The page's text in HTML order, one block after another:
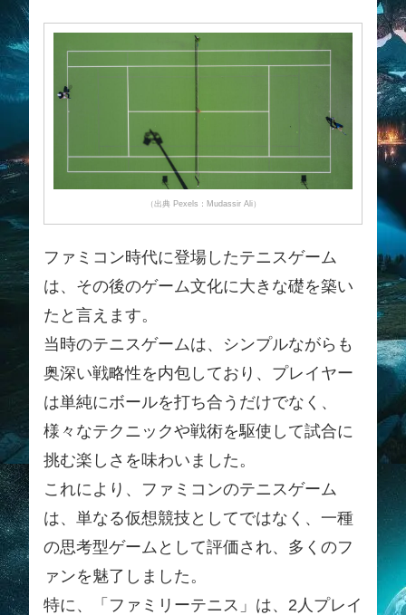
（出典 Pexels：Mudassir Ali）
ファミコン時代に登場したテニスゲーム
は、その後のゲーム文化に大きな礎を築い
たと言えます。
当時のテニスゲームは、シンプルながらも
奥深い戦略性を内包しており、プレイヤー
は単純にボールを打ち合うだけでなく、
様々なテクニックや戦術を駆使して試合に
挑む楽しさを味わいました。
これにより、ファミコンのテニスゲーム
は、単なる仮想競技としてではなく、一種
の思考型ゲームとして評価され、多くのフ
ァンを魅了しました。
特に、「ファミリーテニス」は、2人プレイ